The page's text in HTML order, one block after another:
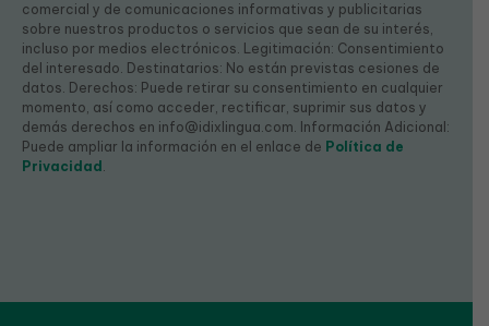
comercial y de comunicaciones informativas y publicitarias
sobre nuestros productos o servicios que sean de su interés,
incluso por medios electrónicos. Legitimación: Consentimiento
del interesado. Destinatarios: No están previstas cesiones de
datos. Derechos: Puede retirar su consentimiento en cualquier
momento, así como acceder, rectificar, suprimir sus datos y
demás derechos en info@idixlingua.com. Información Adicional:
Puede ampliar la información en el enlace de Política de
Privacidad .